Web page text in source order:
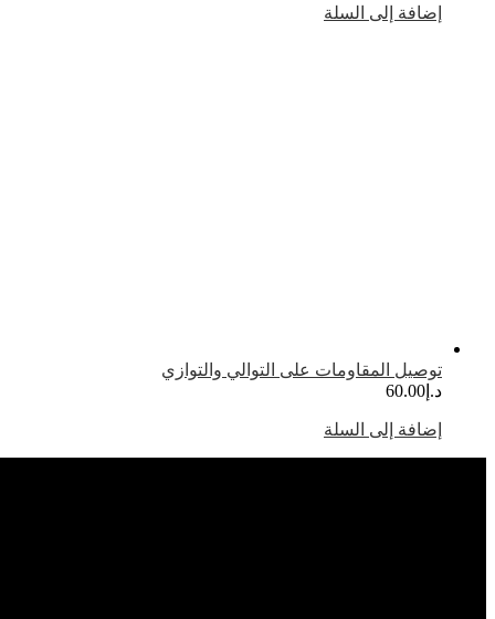
إضافة إلى السلة
توصيل المقاومات على التوالي والتوازي
د.إ 60.00
إضافة إلى السلة